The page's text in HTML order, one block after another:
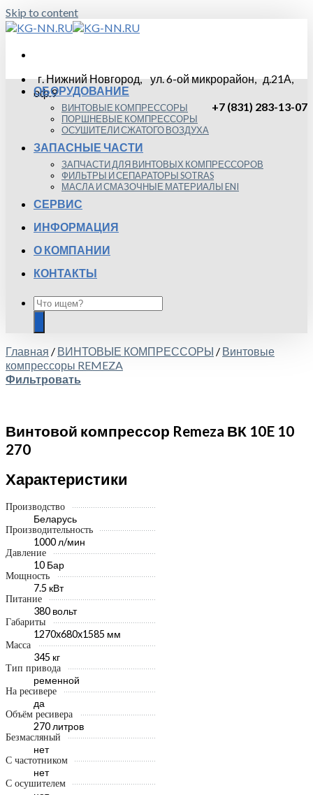
Skip to content
г. Нижний Новгород, ул. 6-ой микрорайон, д.21А,
оф.9
+7 (831) 283-13-07
ОБОРУДОВАНИЕ
ВИНТОВЫЕ КОМПРЕССОРЫ
ПОРШНЕВЫЕ КОМПРЕССОРЫ
ОСУШИТЕЛИ СЖАТОГО ВОЗДУХА
ЗАПАСНЫЕ ЧАСТИ
ЗАПЧАСТИ ДЛЯ ВИНТОВЫХ КОМПРЕССОРОВ
ФИЛЬТРЫ И СЕПАРАТОРЫ SOTRAS
МАСЛА И СМАЗОЧНЫЕ МАТЕРИАЛЫ ENI
СЕРВИС
ИНФОРМАЦИЯ
О КОМПАНИИ
КОНТАКТЫ
Главная / ВИНТОВЫЕ КОМПРЕССОРЫ / Винтовые
компрессоры REMEZA
Фильтровать
Винтовой компрессор Remeza ВК 10E 10
270
Характеристики
Производство
Беларусь
Производительность
1000 л/мин
Давление
10 Бар
Мощность
7.5 кВт
Питание
380 вольт
Габариты
1270x680x1585 мм
Масса
345 кг
Тип привода
ременной
На ресивере
да
Объём ресивера
270 литров
Безмасляный
нет
С частотником
нет
С осушителем